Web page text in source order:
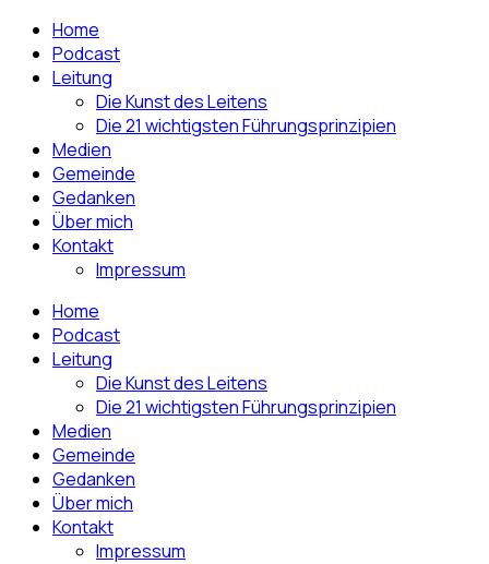
Home
Podcast
Leitung
Die Kunst des Leitens
Die 21 wichtigsten Führungsprinzipien
Medien
Gemeinde
Gedanken
Über mich
Kontakt
Impressum
Home
Podcast
Leitung
Die Kunst des Leitens
Die 21 wichtigsten Führungsprinzipien
Medien
Gemeinde
Gedanken
Über mich
Kontakt
Impressum